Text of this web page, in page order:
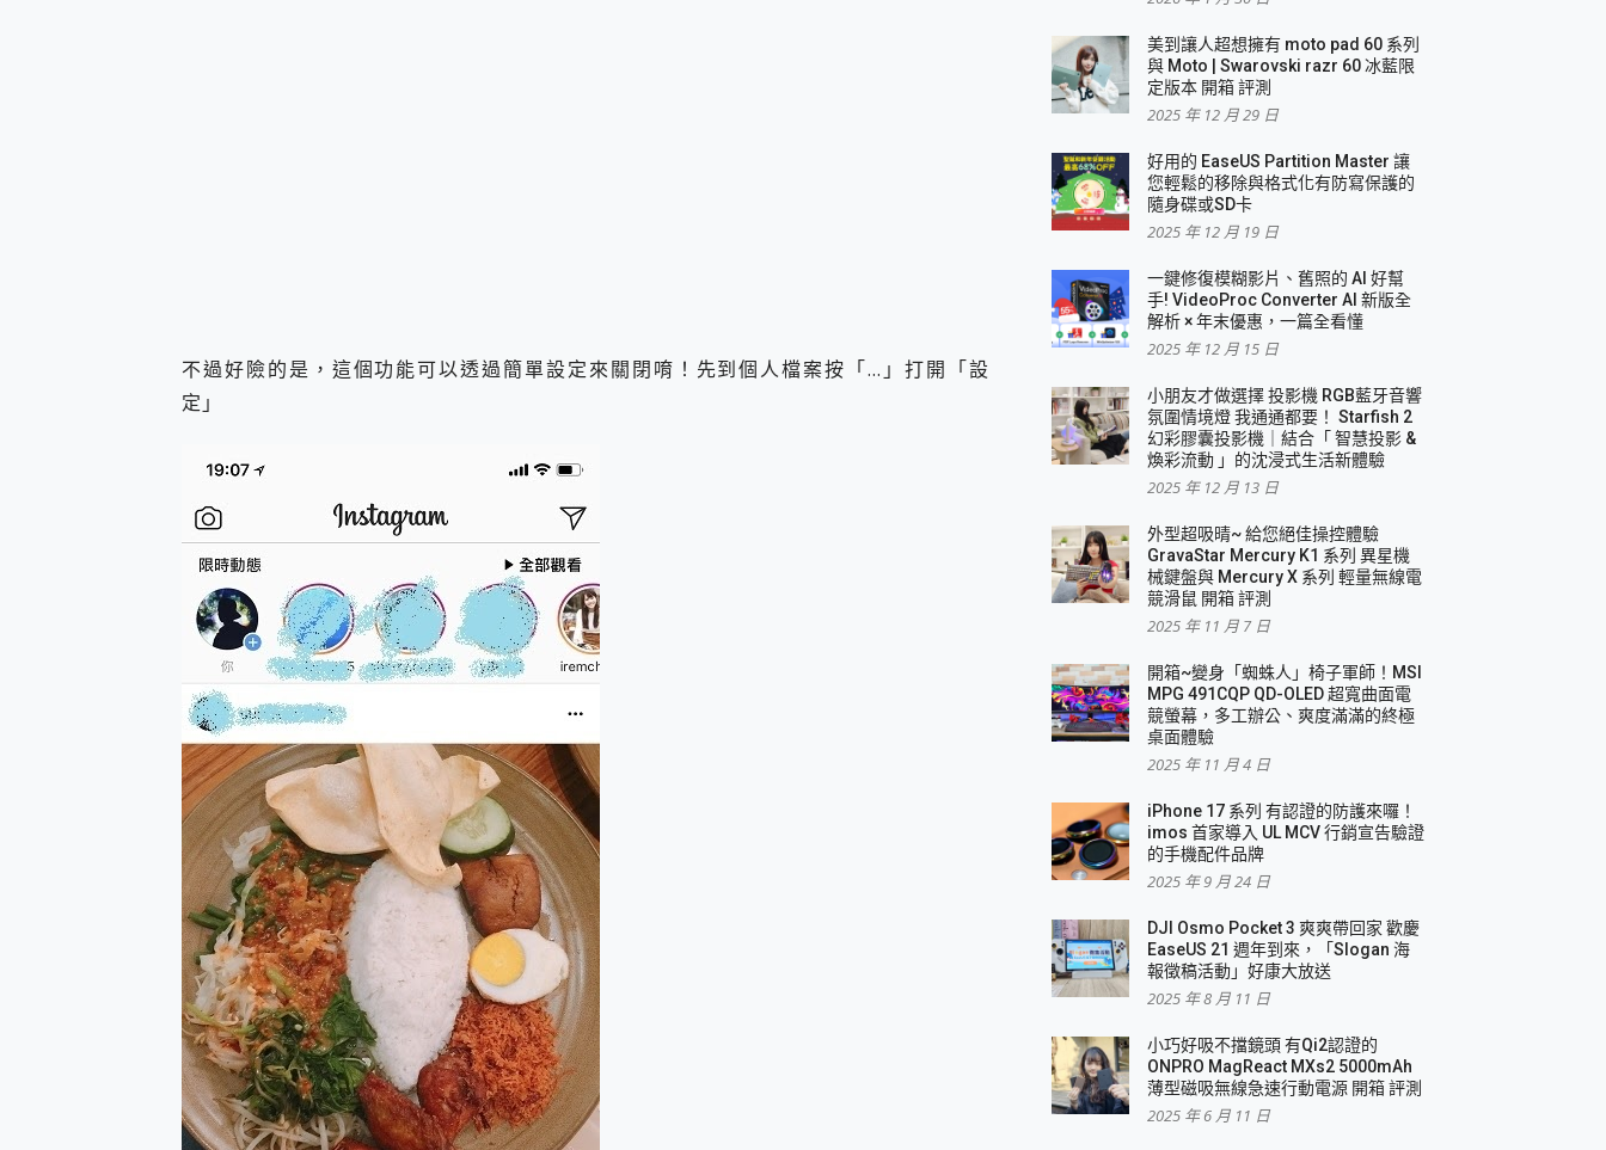
不過好險的是，這個功能可以透過簡單設定來關閉唷！先到個人檔案按「…」打開「設
定」
美到讓人超想擁有 moto pad 60 系列
與 Moto | Swarovski razr 60 冰藍限
定版本 開箱 評測
2025 年 12 月 29 日
好用的 EaseUS Partition Master 讓
您輕鬆的移除與格式化有防寫保護的
隨身碟或SD卡
2025 年 12 月 19 日
一鍵修復模糊影片、舊照的 AI 好幫
手! VideoProc Converter AI 新版全
解析 × 年末優惠，一篇全看懂
2025 年 12 月 15 日
小朋友才做選擇 投影機 RGB藍牙音響
氛圍情境燈 我通通都要！ Starfish 2
幻彩膠囊投影機｜結合「 智慧投影 &
煥彩流動 」的沈浸式生活新體驗
2025 年 12 月 13 日
外型超吸晴~ 給您絕佳操控體驗
GravaStar Mercury K1 系列 異星機
械鍵盤與 Mercury X 系列 輕量無線電
競滑鼠 開箱 評測
2025 年 11 月 7 日
開箱~變身「蜘蛛人」椅子軍師！MSI
MPG 491CQP QD-OLED 超寬曲面電
競螢幕，多工辦公、爽度滿滿的終極
桌面體驗
2025 年 11 月 4 日
iPhone 17 系列 有認證的防護來囉！
imos 首家導入 UL MCV 行銷宣告驗證
的手機配件品牌
2025 年 9 月 24 日
DJI Osmo Pocket 3 爽爽帶回家 歡慶
EaseUS 21 週年到來，「Slogan 海
報徵稿活動」好康大放送
2025 年 8 月 11 日
小巧好吸不擋鏡頭 有Qi2認證的
ONPRO MagReact MXs2 5000mAh
薄型磁吸無線急速行動電源 開箱 評測
2025 年 6 月 11 日